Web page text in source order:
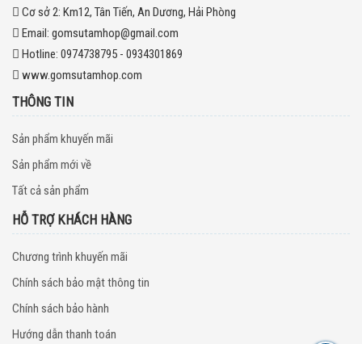
Cơ sở 2: Km12, Tân Tiến, An Dương, Hải Phòng
Email: gomsutamhop@gmail.com
Hotline: 0974738795 - 0934301869
www.gomsutamhop.com
THÔNG TIN
Sản phẩm khuyến mãi
Sản phẩm mới về
Tất cả sản phẩm
HỖ TRỢ KHÁCH HÀNG
Chương trình khuyến mãi
Chính sách bảo mật thông tin
Chính sách bảo hành
Hướng dẫn thanh toán